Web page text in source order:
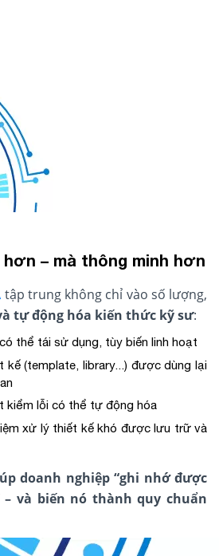
– mà thông minh hơn
tập trung không chỉ vào số lượng,
tự động hóa kiến thức kỹ sư:
thể tái sử dụng, tùy biến linh hoạt
kế (template, library...) được dùng lại
kiểm lỗi có thể tự động hóa
xử lý thiết kế khó được lưu trữ và
doanh nghiệp “ghi nhớ được
và biến nó thành quy chuẩn